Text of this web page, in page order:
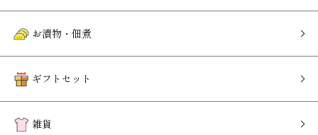
お漬物・佃煮
ギフトセット
雑貨